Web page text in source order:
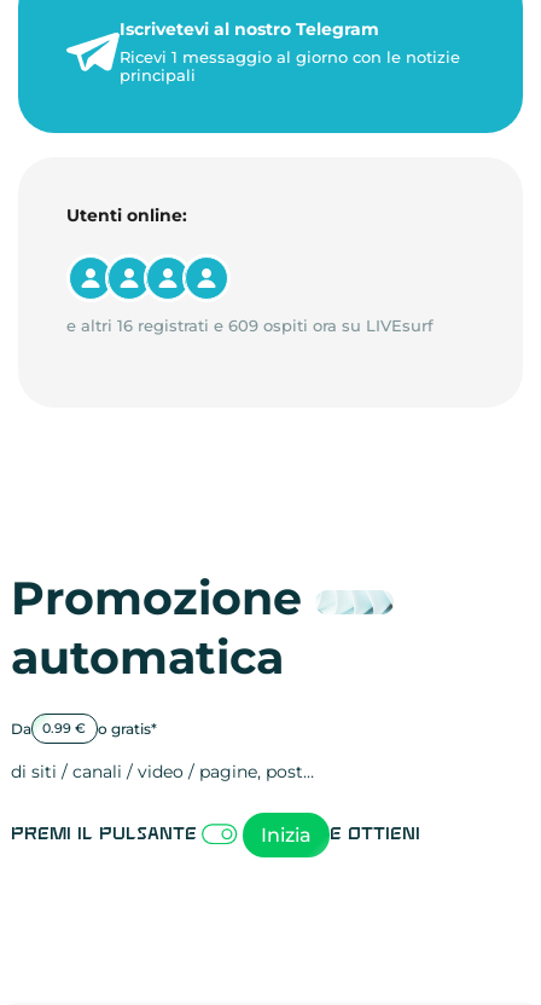
23 maggio 2026
1 minuto di lettura
Iscrivetevi al nostro Telegram
Ricevi 1 messaggio al giorno con le notizie
principali
Utenti online:
e altri 16 registrati e 609 ospiti ora su LIVEsurf
Promozione
automatica
Da 0.99 € o gratis*
di siti / canali / video / pagine, post…
Premi il pulsante Inizia e ottieni